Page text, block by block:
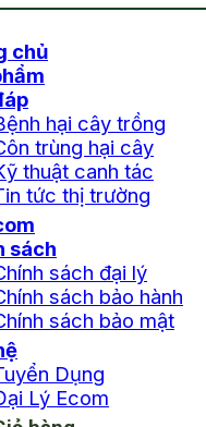
chủ
hại cây trồng
trùng hại cây
thuật canh tác
tức thị trường
sách
sách đại lý
sách bảo hành
sách bảo mật
Dụng
Lý Ecom